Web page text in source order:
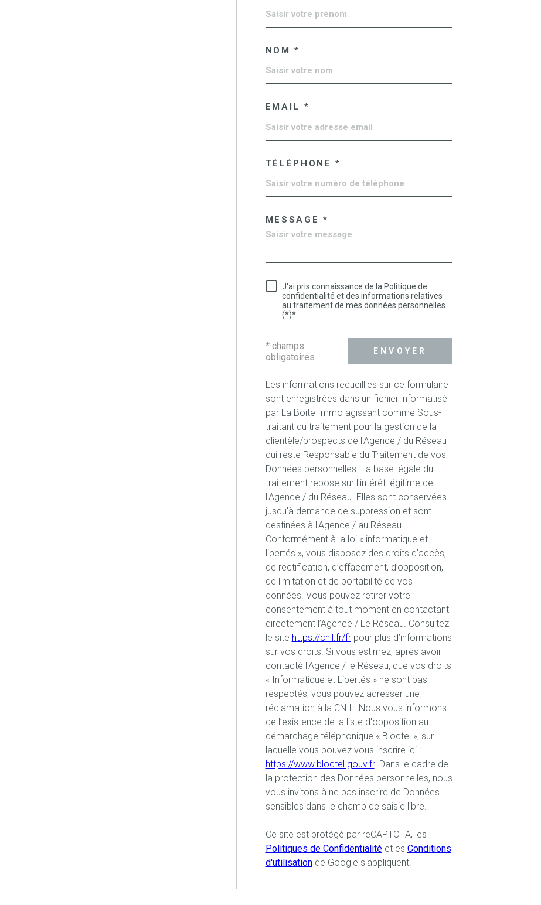
NOM *
EMAIL *
TÉLÉPHONE *
MESSAGE *
J'ai pris connaissance de la Politique de
confidentialité et des informations relatives
au traitement de mes données personnelles
(*)*
* champs
obligatoires
ENVOYER
Les informations recueillies sur ce formulaire
sont enregistrées dans un fichier informatisé
par La Boite Immo agissant comme Sous-
traitant du traitement pour la gestion de la
clientèle/prospects de l'Agence / du Réseau
qui reste Responsable du Traitement de vos
Données personnelles. La base légale du
traitement repose sur l'intérêt légitime de
l'Agence / du Réseau. Elles sont conservées
jusqu'à demande de suppression et sont
destinées à l'Agence / au Réseau.
Conformément à la loi « informatique et
libertés », vous disposez des droits d’accès,
de rectification, d’effacement, d’opposition,
de limitation et de portabilité de vos
données. Vous pouvez retirer votre
consentement à tout moment en contactant
directement l’Agence / Le Réseau. Consultez
le site https://cnil.fr/frpour plus d’informations
sur vos droits. Si vous estimez, après avoir
contacté l'Agence / le Réseau, que vos droits
« Informatique et Libertés » ne sont pas
respectés, vous pouvez adresser une
réclamation à la CNIL. Nous vous informons
de l’existence de la liste d'opposition au
démarchage téléphonique « Bloctel », sur
laquelle vous pouvez vous inscrire ici :
https://www.bloctel.gouv.fr. Dans le cadre de
la protection des Données personnelles, nous
vous invitons à ne pas inscrire de Données
sensibles dans le champ de saisie libre.
Ce site est protégé par reCAPTCHA, les
Politiques de Confidentialitéet es Conditions
d'utilisationde Google s'appliquent.